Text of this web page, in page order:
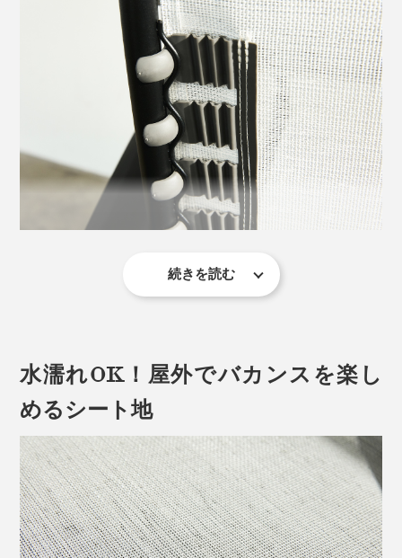
はじまりは、なんと1962年。いまから60年も前にその
原型である「RELAX Translude」を発明したのです。
でしなりの利くクリップを採用。
劣化しにいのはもちろんのこと、体重をバランスよく分
続きを読む
水濡れOK！屋外でバカンスを楽し
めるシート地